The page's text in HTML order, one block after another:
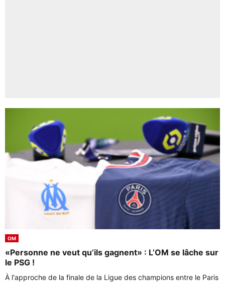
OM
«Personne ne veut qu’ils gagnent» : L’OM se lâche sur
le PSG !
À l'approche de la finale de la Ligue des champions entre le Paris